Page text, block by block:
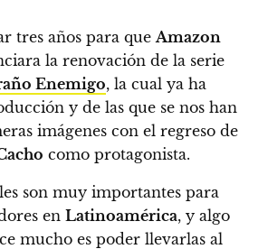
tres años para que Amazon
la renovación de la serie
Enemigo, la cual ya ha
y de las que se nos han
imágenes con el regreso de
como protagonista.
son muy importantes para
en Latinoamérica, y algo
mucho es poder llevarlas al